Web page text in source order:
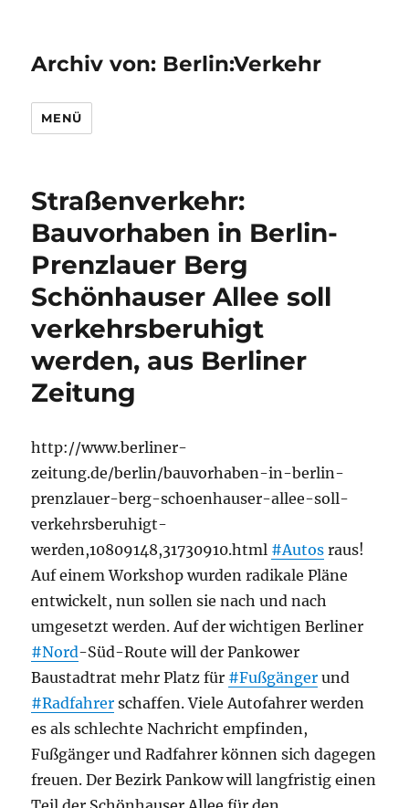
Archiv von: Berlin:Verkehr
MENÜ
Straßenverkehr:
Bauvorhaben in Berlin-
Prenzlauer Berg
Schönhauser Allee soll
verkehrsberuhigt
werden, aus Berliner
Zeitung
http://www.berliner-
zeitung.de/berlin/bauvorhaben-in-berlin-
prenzlauer-berg-schoenhauser-allee-soll-
verkehrsberuhigt-
werden,10809148,31730910.html #Autos raus!
Auf einem Workshop wurden radikale Pläne
entwickelt, nun sollen sie nach und nach
umgesetzt werden. Auf der wichtigen Berliner
#Nord-Süd-Route will der Pankower
Baustadtrat mehr Platz für #Fußgänger und
#Radfahrer schaffen. Viele Autofahrer werden
es als schlechte Nachricht empfinden,
Fußgänger und Radfahrer können sich dagegen
freuen. Der Bezirk Pankow will langfristig einen